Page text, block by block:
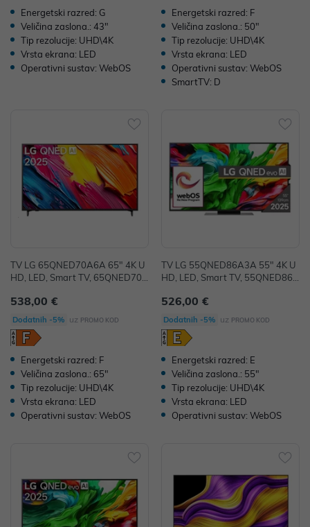
Energetski razred: G
Veličina zaslona.: 43"
Tip rezolucije: UHD\4K
Vrsta ekrana: LED
Operativni sustav: WebOS
Energetski razred: F
Veličina zaslona.: 50"
Tip rezolucije: UHD\4K
Vrsta ekrana: LED
Operativni sustav: WebOS
SmartTV: D
TV LG 65QNED70A6A 65" 4K U
HD, LED, Smart TV, 65QNED70A
538,00 €
Dodatnih -5% uz PROMO KOD
Energetski razred: F
Veličina zaslona.: 65"
Tip rezolucije: UHD\4K
Vrsta ekrana: LED
Operativni sustav: WebOS
TV LG 55QNED86A3A 55" 4K U
HD, LED, Smart TV, 55QNED86A
526,00 €
Dodatnih -5% uz PROMO KOD
Energetski razred: E
Veličina zaslona.: 55"
Tip rezolucije: UHD\4K
Vrsta ekrana: LED
Operativni sustav: WebOS